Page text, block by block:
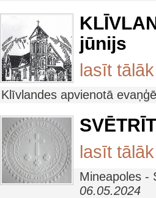
jūnijs
lasīt
Klīvlandes apvienotā
lasīt
Mineapoles -
06.05.2024